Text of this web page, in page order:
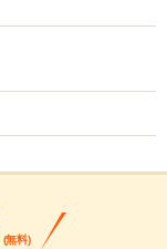
(無料)